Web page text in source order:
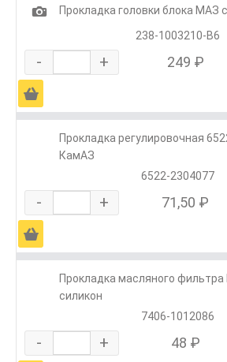
1
Прокладка головки блока МАЗ
238-1003210-В6
- + 249 ₽
Ä
Прокладка регулировочная
КамАЗ
6522-2304077
- + 71,50 ₽
Ä
Прокладка масляного фильтра
силикон
7406-1012086
- + 48 ₽